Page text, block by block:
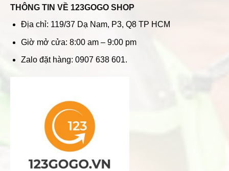
THÔNG TIN VỀ 123GOGO SHOP
Địa chỉ: 119/37 Dạ Nam, P3, Q8 TP HCM
Giờ mở cửa: 8:00 am – 9:00 pm
Zalo đặt hàng: 0907 638 601.